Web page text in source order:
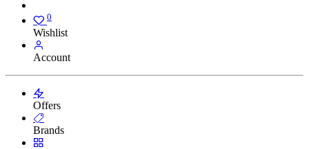
0
Wishlist
Account
Offers
Brands